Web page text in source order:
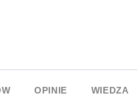
OPINIE WIEDZA